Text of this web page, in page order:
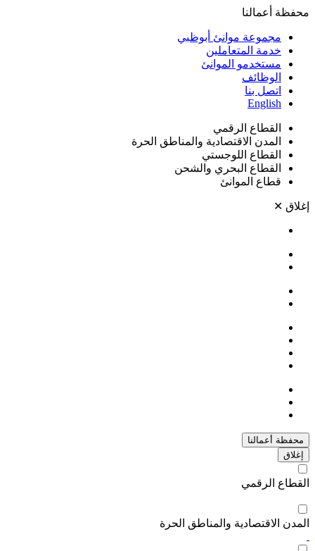
محفظة أعمالنا
مجموعة موانئ أبوظبي
خدمة المتعاملين
مستخدمو الموانئ
الوظائف
اتصل بنا
English
القطاع الرقمي
المدن الاقتصادية والمناطق الحرة
القطاع اللوجستي
القطاع البحري والشحن
قطاع الموانئ
إغلاق ✕
محفظة أعمالنا
إغلاق
القطاع الرقمي
المدن الاقتصادية والمناطق الحرة